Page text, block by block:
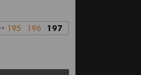
195 196 197